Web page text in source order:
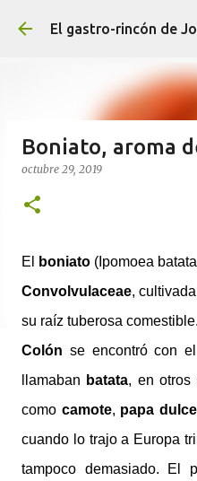
Ir al
El gastro-rincón de
Boniato, aroma
octubre 29, 2019
El boniato ( Ipomoea
Convolvulaceae,
su raíz tuberosa comestible.
Colón se encontró con
llamaban batata, en otros
como camote, papa dulce
cuando lo trajo a Europa
tampoco demasiado. El